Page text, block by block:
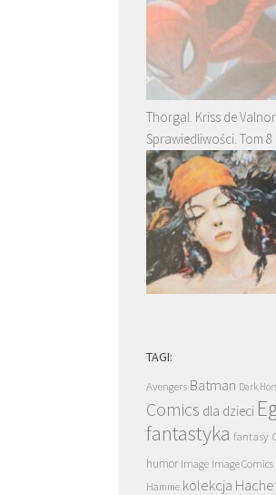
Thorgal. Kriss de
Sprawiedliwości. Tom 8
TAGI:
Avengers Batman Dark
Comics dla dzieci
fantastyka fantasy
humor Image Image Comics
Hamme kolekcja